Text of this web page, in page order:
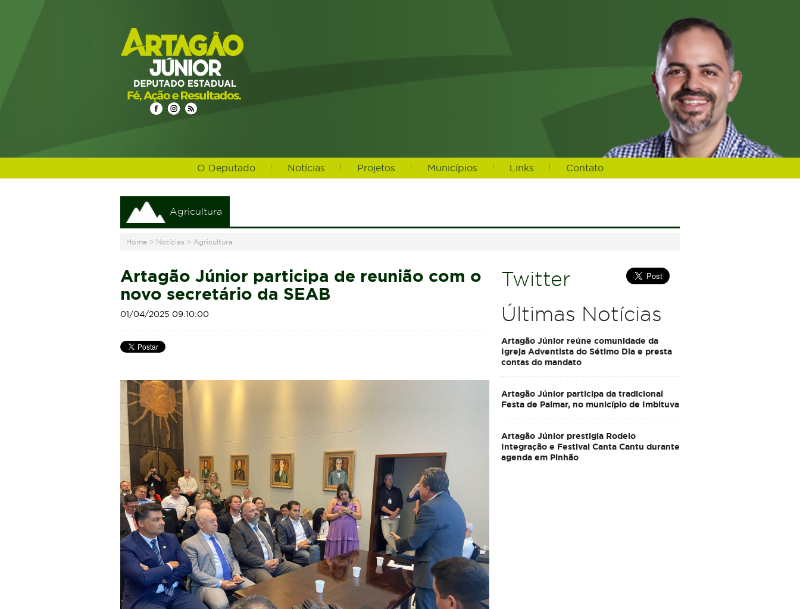
O Deputado Notícias Projetos Municípios Links Contato
Agricultura
Home > Notícias > Agricultura
Artagão Júnior participa de reunião com o
novo secretário da SEAB
01/04/2025 09:10:00
Twitter
Últimas Notícias
Artagão Júnior reúne comunidade da
Igreja Adventista do Sétimo Dia e presta
contas do mandato
Artagão Júnior participa da tradicional
Festa de Palmar, no município de Imbituva
Artagão Júnior prestigia Rodeio
Integração e Festival Canta Cantu durante
agenda em Pinhão